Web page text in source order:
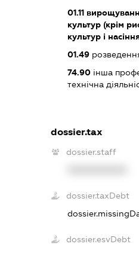
01.11
культур (крім
культур і
01.49
74.90 інша
технічна
dossier.tax
dossier.staff
dossier.taxDebt
dossier.esvDebt